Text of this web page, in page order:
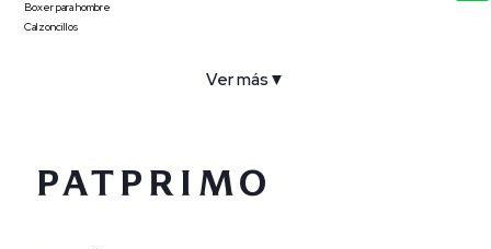
Boxer para hombre
Calzoncillos
Ver más ▼